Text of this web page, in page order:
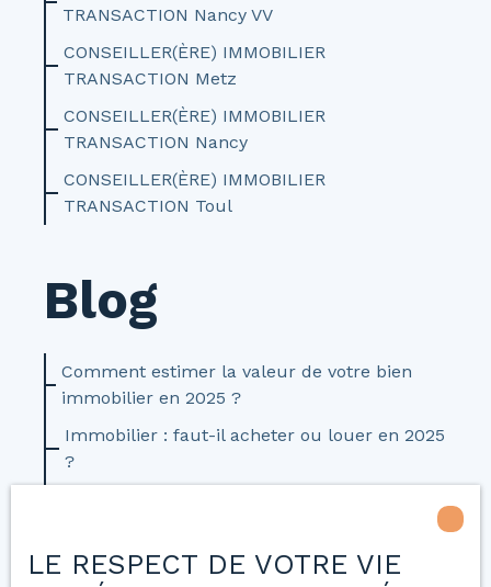
TRANSACTION Nancy VV
CONSEILLER(ÈRE) IMMOBILIER
TRANSACTION Metz
CONSEILLER(ÈRE) IMMOBILIER
TRANSACTION Nancy
CONSEILLER(ÈRE) IMMOBILIER
TRANSACTION Toul
Blog
Comment estimer la valeur de votre bien
immobilier en 2025 ?
Immobilier : faut-il acheter ou louer en 2025
?
Investissement locatif : nos conseils pour
LE RESPECT DE VOTRE VIE